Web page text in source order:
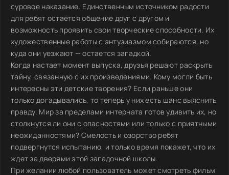
суровое наказание. Единственным источником радости
для ребят остаётся общение друг с другом и
возможность проявить свои творческие способности. Их
художественные работы с энтузиазмом собираются, но
куда они уезжают — остается загадкой.
Когда настает момент выпуска, друзья решают раскрыть
тайну, связанную с их произведениями. Кому могли быть
интересны эти детские творения? Если раньше они
только догадывались, то теперь у них есть шанс выяснить
правду. Мир за пределами интерната готов удивить их, но
столкнутся ли они с опасностями или только с приятными
неожиданностями? Смелость и озорство ребят
подвергнутся испытанию, и только время покажет, что их
ждет за дверями этой загадочной школы.
При желании любой пользователь может смотреть фильм